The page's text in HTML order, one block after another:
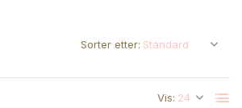
Vis:
Sorter etter: